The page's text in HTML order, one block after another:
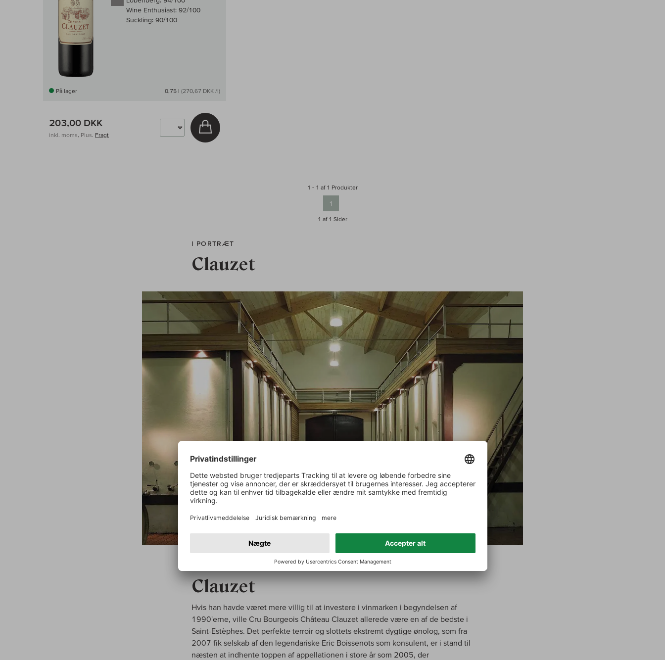
Wine Enthusiast: 92/100
Suckling: 90/100
På lager 0,75 l (270,67 DKK /l)
203,00 DKK
inkl. moms, Plus. Fragt
Læg i kurv
1 - 1 af 1 Produkter
1
1 af 1 Sider
I PORTRÆT
Clauzet
Clauzet
Hvis han havde været mere villig til at investere i vinmarken i begyndelsen af
1990'erne, ville Cru Bourgeois Château Clauzet allerede være en af de bedste i
Saint-Estèphes. Det perfekte terroir og slottets ekstremt dygtige ønolog, som fra
2007 fik selskab af den legendariske Eric Boissenots som konsulent, er i stand til
næsten at indhente toppen af appellationen i store år som 2005, der